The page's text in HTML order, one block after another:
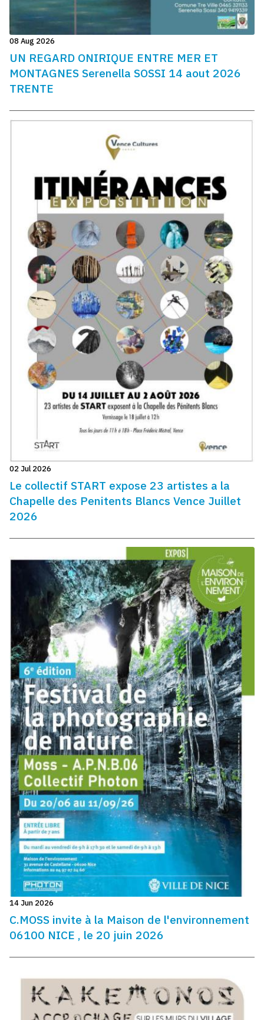
08 Aug 2026
UN REGARD ONIRIQUE ENTRE MER ET
MONTAGNES Serenella SOSSI 14 aout 2026
TRENTE
02 Jul 2026
Le collectif START expose 23 artistes a la
Chapelle des Penitents Blancs Vence Juillet
2026
14 Jun 2026
C.MOSS invite à la Maison de l'environnement
06100 NICE , le 20 juin 2026